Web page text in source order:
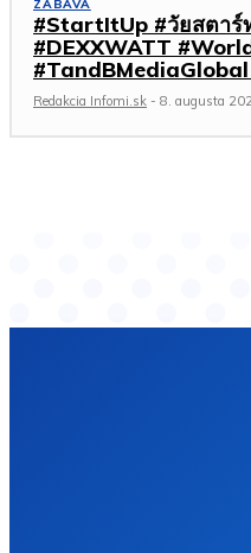
ZÁBAVA
#StartItUp #วัยสตาร์
#DEXXWATT
Redakcia Infomi.sk - 8. augusta